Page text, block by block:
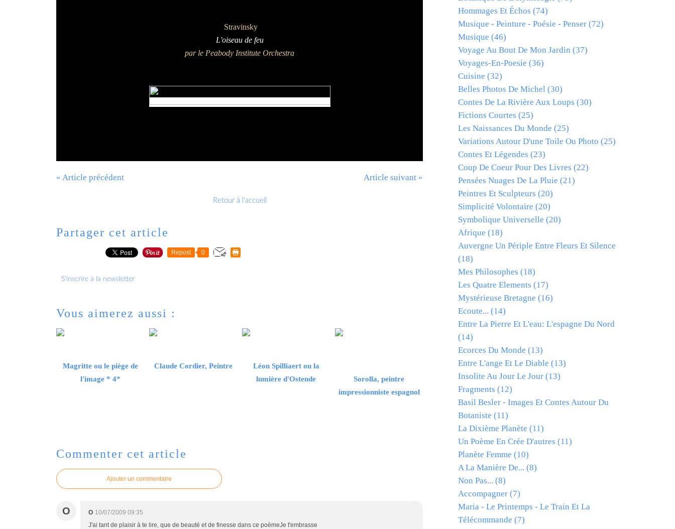
Stravinsky
L'oiseau de feu
par le Peabody Institute Orchestra
« Article précédent Article suivant »
Retour à l'accueil
Partager cet article
Repost 0
S'inscrire à la newsletter
Vous aimerez aussi :
Magritte ou le piège de
l'image * 4*
Claude Cordier, Peintre
Léon Spilliaert ou la
lumière d'Ostende
Sorolla, peintre
impressionniste espagnol
Commenter cet article
Ajouter un commentaire
O O 10/07/2009 09:35
J'ai tant de plaisir à te lire, que de beauté et de finesse dans ce poèmeJe t'embrasse
Hommages Et Échos (74)
Musique - Peinture - Poésie - Penser (72)
Musique (46)
Voyage Au Bout De Mon Jardin (37)
Voyages-En-Poesie (36)
Cuisine (32)
Belles Photos De Michel (30)
Contes De La Rivière Aux Loups (30)
Fictions Courtes (25)
Les Naissances Du Monde (25)
Variations Autour D'une Toile Ou Photo (25)
Contes Et Légendes (23)
Coup De Coeur Pour Des Livres (22)
Pensées Nuages De La Pluie (21)
Peintres Et Sculpteurs (20)
Simplicité Volontaire (20)
Symbolique Universelle (20)
Afrique (18)
Auvergne Un Périple Entre Fleurs Et Silence
(18)
Mes Philosophes (18)
Les Quatre Elements (17)
Mystérieuse Bretagne (16)
Ecoute... (14)
Entre La Pierre Et L'eau: L'espagne Du Nord
(14)
Ecorces Du Monde (13)
Entre L'ange Et Le Diable (13)
Insolite Au Jour Le Jour (13)
Fragments (12)
Basil Besler - Images Et Contes Autour Du
Botaniste (11)
La Dixième Planète (11)
Un Poème En Crée D'autres (11)
Planète Femme (10)
A La Manière De... (8)
Non Pas... (8)
Accompagner (7)
Maria - Le Printemps - Le Train Et La
Télécommande (7)